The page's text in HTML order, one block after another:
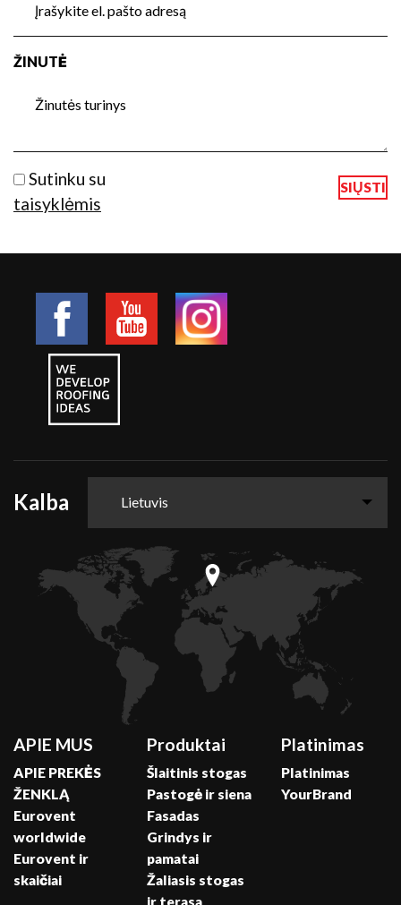
ŽINUTĖ
Sutinku su
taisyklėmis
Kalba Lietuvis
APIE MUS
APIE PREKĖS
ŽENKLĄ
Eurovent
worldwide
Eurovent ir
skaičiai
Produktai
Šlaitinis stogas
Pastogė ir siena
Fasadas
Grindys ir
pamatai
Žaliasis stogas
ir terasa
Platinimas
Platinimas
YourBrand